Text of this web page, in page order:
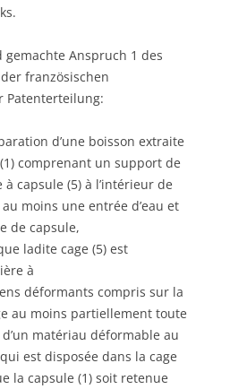
Anspruch 1 des
französischen
Patenterteilung:
d’une boisson extraite
comprenant un support de
capsule (5) à l’intérieur de
moins une entrée d’eau et
de capsule,
ladite cage (5) est
à
déformants compris sur la
au moins partiellement toute
matériau déformable au
est disposée dans la cage
la capsule (1) soit retenue